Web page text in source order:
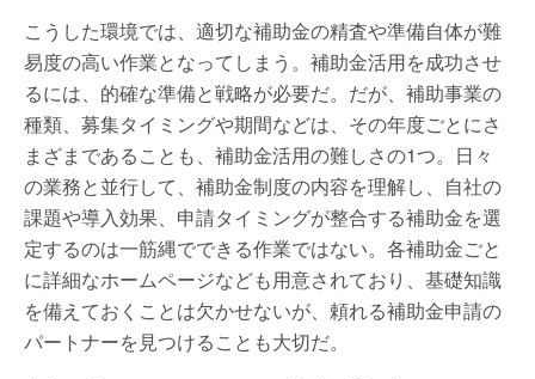
こうした環境では、適切な補助金の精査や準備自体が難
易度の高い作業となってしまう。補助金活用を成功させ
るには、的確な準備と戦略が必要だ。だが、補助事業の
種類、募集タイミングや期間などは、その年度ごとにさ
まざまであることも、補助金活用の難しさの1つ。日々
の業務と並行して、補助金制度の内容を理解し、自社の
課題や導入効果、申請タイミングが整合する補助金を選
定するのは一筋縄でできる作業ではない。各補助金ごと
に詳細なホームページなども用意されており、基礎知識
を備えておくことは欠かせないが、頼れる補助金申請の
パートナーを見つけることも大切だ。